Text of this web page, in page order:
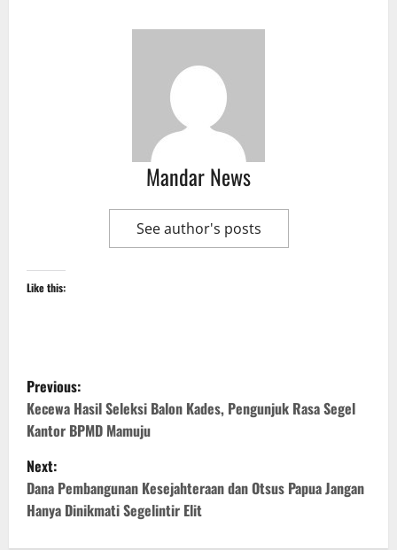
Mandar News
See author's posts
Like this:
P
o
s
t
n
Previous:
Kecewa Hasil Seleksi Balon Kades, Pengunjuk Rasa Segel
Kantor BPMD Mamuju
Next:
Dana Pembangunan Kesejahteraan dan Otsus Papua Jangan
Hanya Dinikmati Segelintir Elit